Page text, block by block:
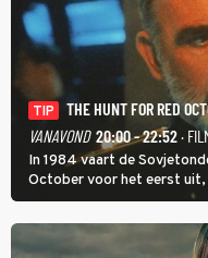
TIP
THE HUNT FOR RED
VANAVOND 20:00 - 22:52·
In 1984 vaart de
October voor het eerst uit,
Marko Ramius?